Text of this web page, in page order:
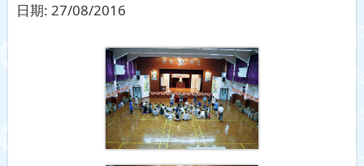
日期: 27/08/2016